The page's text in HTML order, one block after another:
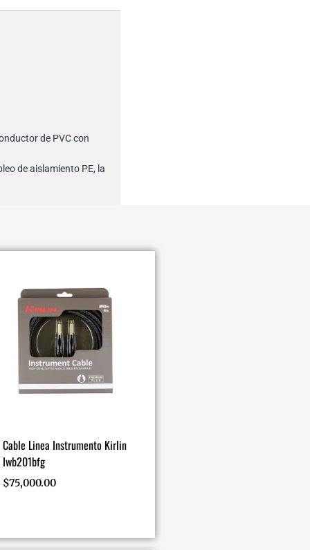
de PVC con
de aislamiento PE, la
Cable Linea Instrumento Kirlin
Iwb201bfg
$75,000.00